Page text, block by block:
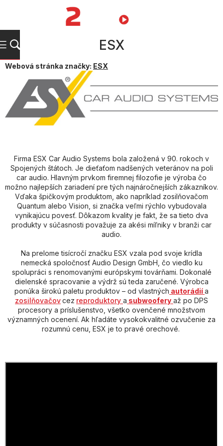
ESX
Webová stránka značky: ESX
Firma ESX Car Audio Systems bola založená v 90. rokoch v
Spojených štátoch. Je dieťaťom nadšených veteránov na poli
car audio. Hlavným prvkom firemnej filozofie je výroba čo
možno najlepších zariadení pre tých najnáročnejších zákazníkov.
Vďaka špičkovým produktom, ako napríklad zosilňovačom
Quantum alebo Vision, si značka veľmi rýchlo vybudovala
vynikajúcu povesť. Dôkazom kvality je fakt, že sa tieto dva
produkty v súčasnosti považuje za akési míľniky v branži car
audio.
Na prelome tisícročí značku ESX vzala pod svoje krídla
nemecká spoločnosť Audio Design GmbH, čo viedlo ku
spolupráci s renomovanými európskymi továrňami. Dokonalé
dielenské spracovanie a výdrž sú teda zaručené. Výrobca
ponúka širokú paletu produktov – od vlastných autorádiía
zosilňovačovcez reproduktory a subwoofery až po DPS
procesory a príslušenstvo, všetko ovenčené množstvom
významných ocenení. Ak hľadáte vysokokvalitné ozvučenie za
rozumnú cenu, ESX je to pravé orechové.